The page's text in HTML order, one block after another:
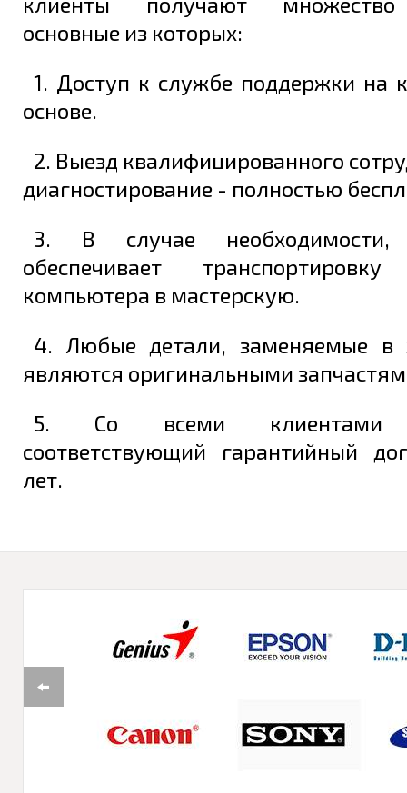
основные из которых:
1. Доступ к службе поддержки на
основе.
2. Выезд квалифицированного
диагностирование - полностью
3. В случае необходимости,
обеспечивает
компьютера в мастерскую.
4. Любые детали, заменяемые в
являются оригинальными
5. Со всеми клиентами
соответствующий гарантийный
лет.